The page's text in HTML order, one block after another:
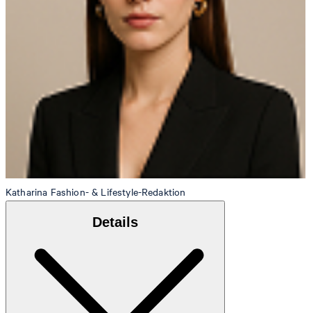
Katharina Fashion- & Lifestyle-Redaktion
Details